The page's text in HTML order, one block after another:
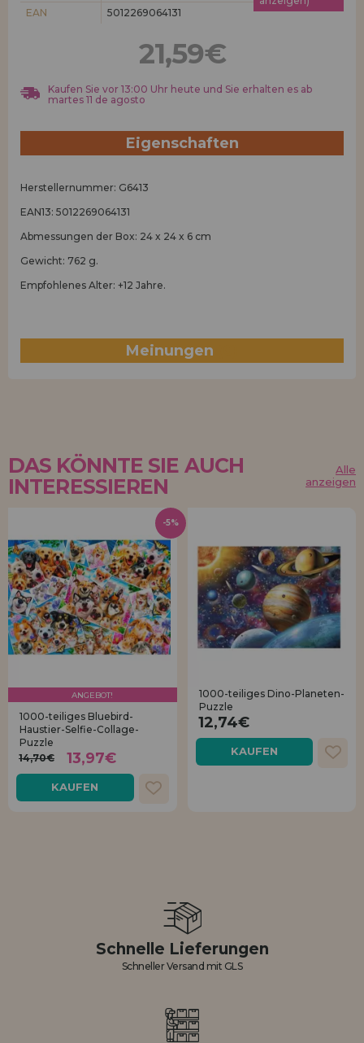
Los gehts! Wir haben auf dich gewartet.
HÄNDLERREGISTRIERUNG
EAN
5012269064131
21,59€
Kaufen Sie vor 13:00 Uhr heute und Sie erhalten es ab
martes 11 de agosto
Eigenschaften
Herstellernummer: G6413
EAN13: 5012269064131
Abmessungen der Box: 24 x 24 x 6 cm
Gewicht: 762 g.
Empfohlenes Alter: +12 Jahre.
Meinungen
DAS KÖNNTE SIE AUCH
INTERESSIEREN
Alle
anzeigen
ANGEBOT!
1000-teiliges Bluebird-
Haustier-Selfie-Collage-
Puzzle
14,70€
13,97€
KAUFEN
-5%
1000-teiliges Dino-Planeten-
Puzzle
12,74€
KAUFEN
Schnelle Lieferungen
Schneller Versand mit GLS